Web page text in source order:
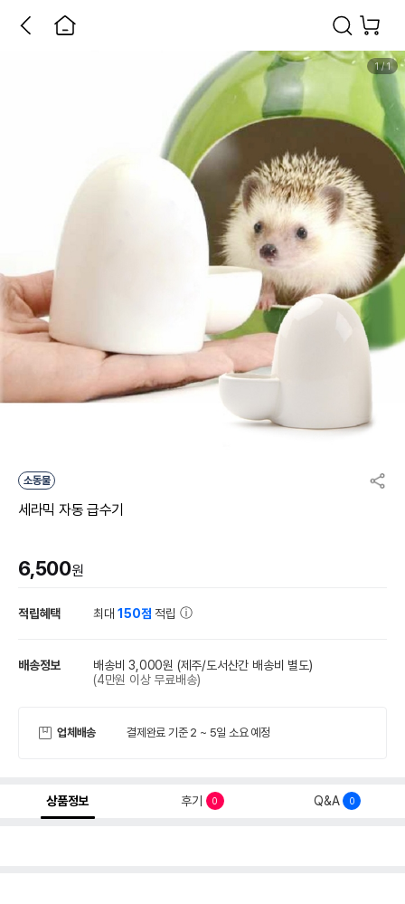
1/1
소동물
세라믹 자동 급수기
6,500원
적립혜택 최대150점 적립
배송정보 배송비 3,000원 (제주/도서산간 배송비 별도)
(4만원 이상 무료배송)
업체배송 결제완료 기준 2 ~ 5일 소요 예정
상품정보 후기 0 Q&A 0